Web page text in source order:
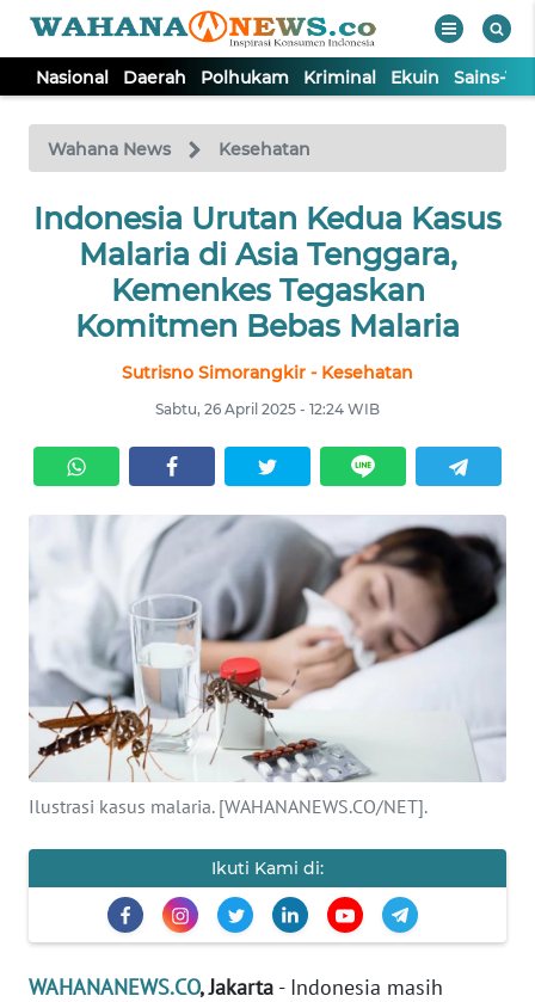
Nasional Daerah Polhukam Kriminal Ekuin Sains-
Wahana News Kesehatan
Indonesia Urutan Kedua Kasus
Malaria di Asia Tenggara,
Kemenkes Tegaskan
Komitmen Bebas Malaria
Sutrisno Simorangkir - Kesehatan
Sabtu, 26 April 2025 - 12:24 WIB
Ilustrasi kasus malaria. [WAHANANEWS.CO/NET].
Ikuti Kami di:
WAHANANEWS.CO, Jakarta - Indonesia masih
TV
Tutup
NASIONAL
EKUIN
SAINS-TEKNO
KESEHATAN
INTERNASIONAL
SERBA-SERBI
PENDIDIKAN
OLAHRAGA
OPINI